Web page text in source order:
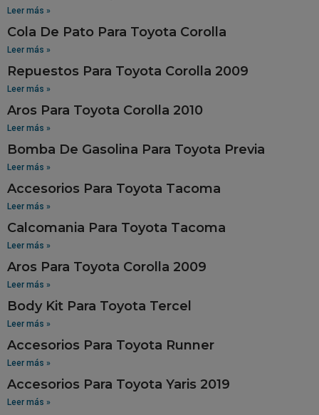
Leer más »
Cola De Pato Para Toyota Corolla
Leer más »
Repuestos Para Toyota Corolla 2009
Leer más »
Aros Para Toyota Corolla 2010
Leer más »
Bomba De Gasolina Para Toyota Previa
Leer más »
Accesorios Para Toyota Tacoma
Leer más »
Calcomania Para Toyota Tacoma
Leer más »
Aros Para Toyota Corolla 2009
Leer más »
Body Kit Para Toyota Tercel
Leer más »
Accesorios Para Toyota Runner
Leer más »
Accesorios Para Toyota Yaris 2019
Leer más »